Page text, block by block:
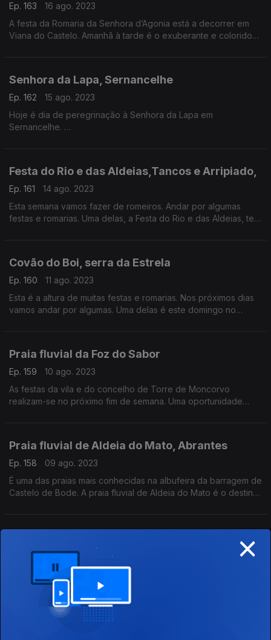
Ep. 163
16 ago. 2023
A festa da Romaria da Senhora d’Agonia está a decorrer em
Viana do Castelo. Amanhã à tarde é o exuberante e colorido
Senhora da Lapa, Sernancelhe
Ep. 162
15 ago. 2023
Hoje é dia de peregrinação à Senhora da Lapa em
Sernancelhe.
Festa do Rio e das Aldeias,Tancos e Arripiado,
Ep. 161
14 ago. 2023
Esta semana vamos fazer de romeiros. Andar por algumas
festas e romarias. Uma delas, a Festa do Rio e das Aldeias, tem
Covão do Boi, serra da Estrela
Ep. 160
11 ago. 2023
Esta é a altura de muitas festas e romarias. Nos próximos dias
vamos andar por algumas. Uma delas é este domingo no
Praia fluvial da Foz do Sabor
Ep. 159
10 ago. 2023
As festas da vila e do concelho de Torre de Moncorvo
realizam-se no próximo fim de semana. Uma oportunidade
Praia fluvial de Aldeia do Mato, Abrantes
Ep. 158
09 ago. 2023
É uma das praias mais conhecidas na albufeira da barragem de
Castelo de Bode. A praia fluvial de Aldeia do Mato é o destino
Ep. 157
08 ago. 2023
Uma praia fluvial sossegada é uma raridade. É a sugestão de
hoje, a praia de Bostelim. Até podemos acampar.
×